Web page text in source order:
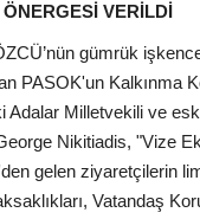
VERİLDİ
gümrük
PASOK'un Kalkınma
Adalar Milletvekili ve
Nikitiadis, "Vize
gelen ziyaretçilerin
Vatandaş